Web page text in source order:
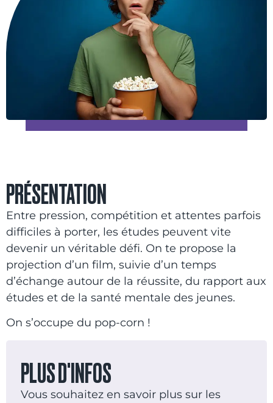
PRÉSENTATION
Entre pression, compétition et attentes parfois
difficiles à porter, les études peuvent vite
devenir un véritable défi. On te propose la
projection d’un film, suivie d’un temps
d’échange autour de la réussite, du rapport aux
études et de la santé mentale des jeunes.
On s’occupe du pop-corn !
PLUS D'INFOS
Vous souhaitez en savoir plus sur les